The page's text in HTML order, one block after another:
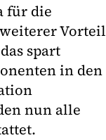
für die
Vorteil
spart
in den
nun alle